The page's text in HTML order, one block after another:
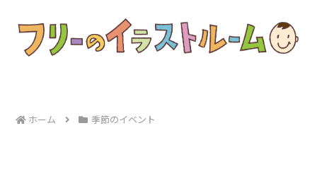
ホーム 季節のイベント